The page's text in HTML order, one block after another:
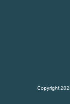
Copyright